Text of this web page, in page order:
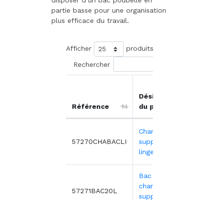
partie basse pour une organisation
plus efficace du travail.
Afficher produits
Rechercher
Référence
Désignation
du produit
57270CHABACLI
Chariot nu
support bac à
linge
57271BAC20L
Bac 20L pour
chariot
support bac à